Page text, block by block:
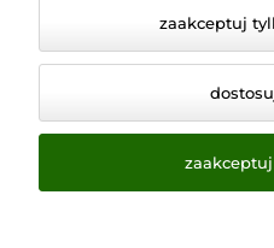
zaakceptuj